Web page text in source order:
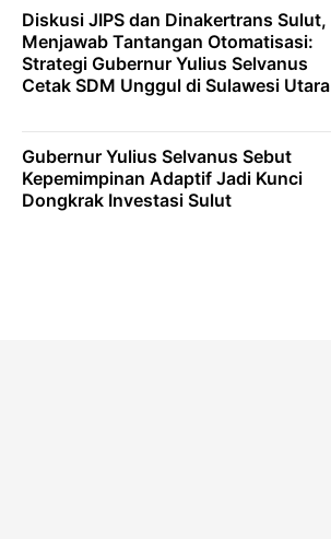
Diskusi JIPS dan Dinakertrans Sulut,
Menjawab Tantangan Otomatisasi:
Strategi Gubernur Yulius Selvanus
Cetak SDM Unggul di Sulawesi Utara
Gubernur Yulius Selvanus Sebut
Kepemimpinan Adaptif Jadi Kunci
Dongkrak Investasi Sulut